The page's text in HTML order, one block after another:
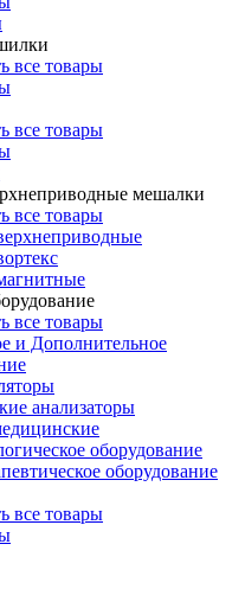
все товары
все товары
мешалки
все товары
все товары
и Дополнительное
анализаторы
оборудование
оборудование
все товары